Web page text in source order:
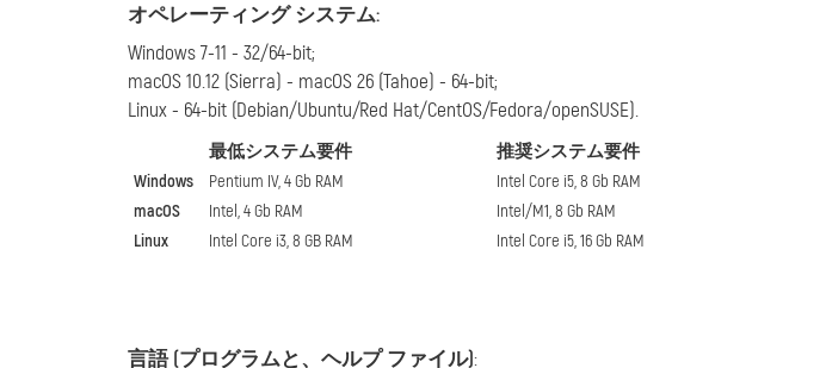
オペレーティング システム:
Windows 7-11 - 32/64-bit;
macOS 10.12 (Sierra) - macOS 26 (Tahoe) - 64-bit;
Linux - 64-bit (Debian/Ubuntu/Red Hat/CentOS/Fedora/openSUSE).
最低システム要件
推奨システム要件
Windows
Pentium IV, 4 Gb RAM
Intel Core i5, 8 Gb RAM
macOS
Intel, 4 Gb RAM
Intel/M1, 8 Gb RAM
Linux
Intel Core i3, 8 GB RAM Intel Core i5, 16 Gb RAM
言語 (プログラムと、ヘルプ ファイル):